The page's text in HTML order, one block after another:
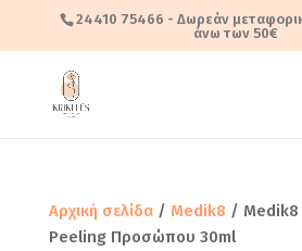
24410 75466 - Δωρεάν
άνω των 50€
Αρχική σελίδα/ Medik8 / Medik8
Peeling Προσώπου 30ml